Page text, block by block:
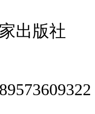
出版社